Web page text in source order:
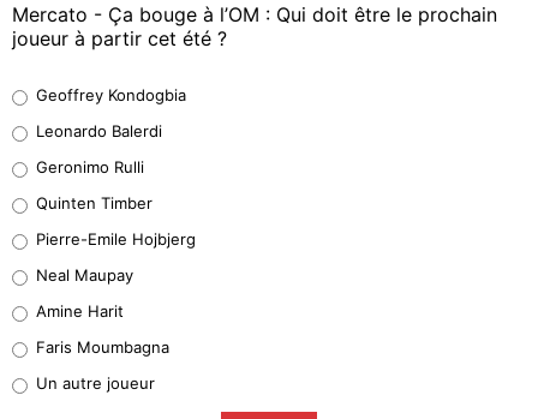
Mercato - Ça bouge à l’OM : Qui doit être le prochain
joueur à partir cet été ?
38%
32%
5%
1%
9%
Geoffrey Kondogbia
Leonardo Balerdi
Geronimo Rulli
Quinten Timber
Pierre-Emile Hojbjerg
Neal Maupay
Amine Harit
Faris Moumbagna
Un autre joueur